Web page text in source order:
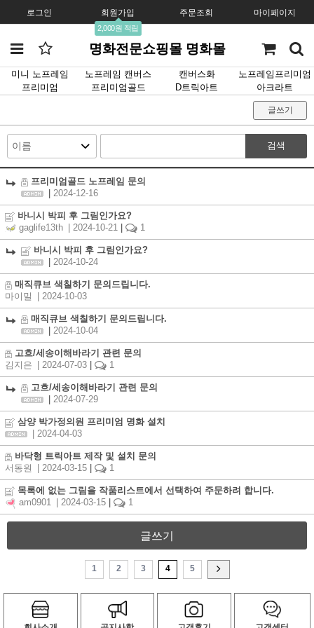
로그인 회원가입
2,000원 적립
주문조회 마이페이지
명화전문쇼핑몰 명화몰
미니 노프레임 노프레임 캔버스 캔버스화
노프레임프리미엄
프리미엄
프리미엄골드 D트릭아트 아크라트
글쓰기
검색
프리미엄골드 노프레임 문의
2024-12-16
바니시 박피 후 그림인가요?
gaglife13th
| 2024-10-21 1
바니시 박피 후 그림인가요?
2024-10-24
매직큐브 색칠하기 문의드립니다.
마이밀
| 2024-10-03
매직큐브 색칠하기 문의드립니다.
2024-10-04
고흐/세송이해바라기 관련 문의
김지은
| 2024-07-03 1
고흐/세송이해바라기 관련 문의
2024-07-29
삼양 박가정의원 프리미엄 명화 설치
| 2024-04-03
바닥형 트릭아트 제작 및 설치 문의
서동원
| 2024-03-15 1
목록에 없는 그림을 작품리스트에서 선택하여 주문하려 합니다.
am0901
| 2024-03-15 1
글쓰기
1 2 3 4 5